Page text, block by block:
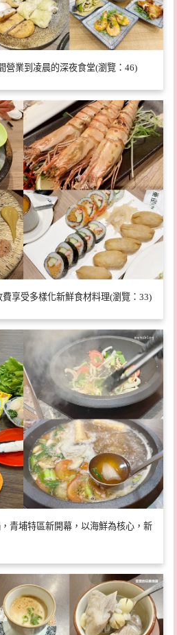
營業到凌晨的深夜食堂(瀏覽：46)
享受多樣化新鮮食材料理(瀏覽：33)
青埔特區新開幕，以海鮮為核心，新